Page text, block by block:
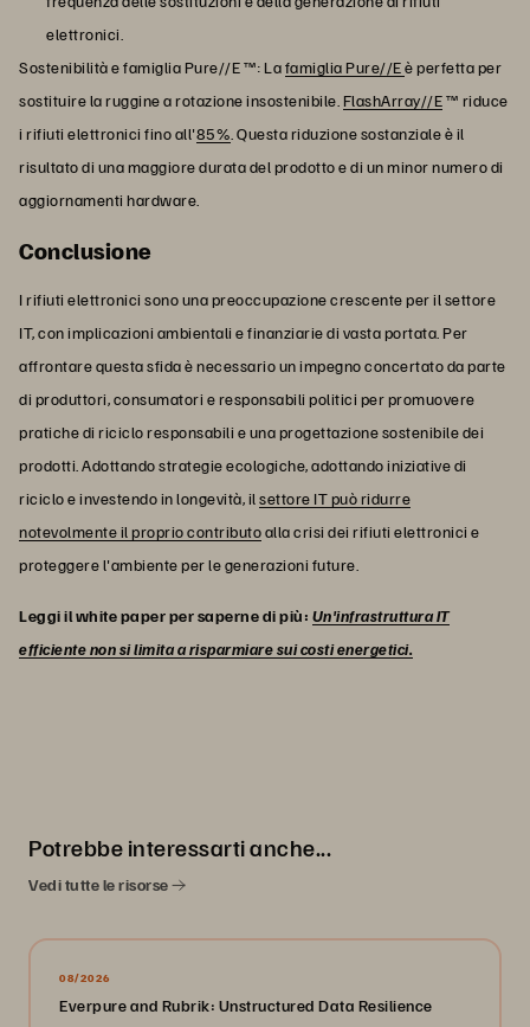
elettronici.
Sostenibilità e famiglia Pure//E ™: Lafamiglia Pure//Eè perfetta per
sostituire la ruggine a rotazione insostenibile. FlashArray//E™ riduce
i rifiuti elettronici fino all'85% . Questa riduzione sostanziale è il
risultato di una maggiore durata del prodotto e di un minor numero di
aggiornamenti hardware.
Conclusione
I rifiuti elettronici sono una preoccupazione crescente per il settore
IT, con implicazioni ambientali e finanziarie di vasta portata. Per
affrontare questa sfida è necessario un impegno concertato da parte
di produttori, consumatori e responsabili politici per promuovere
pratiche di riciclo responsabili e una progettazione sostenibile dei
prodotti. Adottando strategie ecologiche, adottando iniziative di
riciclo e investendo in longevità, ilsettore IT può ridurre
notevolmente il proprio contributoalla crisi dei rifiuti elettronici e
proteggere l'ambiente per le generazioni future.
Leggi il white paper per saperne di più: Un'infrastruttura IT
efficiente non si limita a risparmiare sui costi energetici.
Potrebbe interessarti anche...
Vedi tutte le risorse
08/2026
Everpure and Rubrik: Unstructured Data Resilience